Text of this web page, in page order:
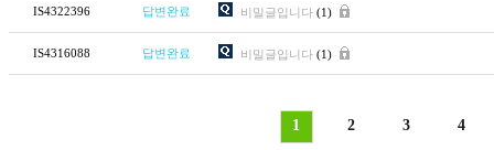
IS4322396 답변완료 비밀글입니다 (1)
IS4316088 답변완료 비밀글입니다 (1)
1 2 3 4